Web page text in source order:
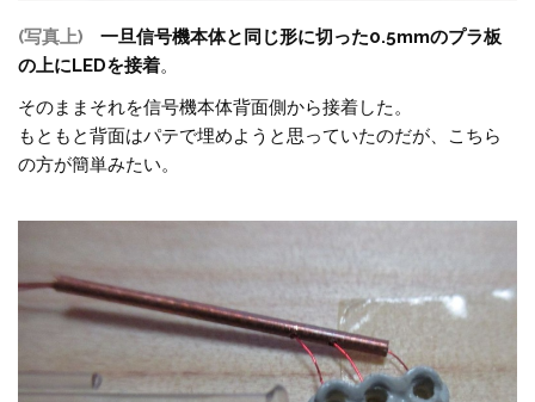
(写真上)
一旦信号機本体と同じ形に切った0.5mmのプラ板
の上にLEDを接着。
そのままそれを信号機本体背面側から接着した。
もともと背面はパテで埋めようと思っていたのだが、こちら
の方が簡単みたい。